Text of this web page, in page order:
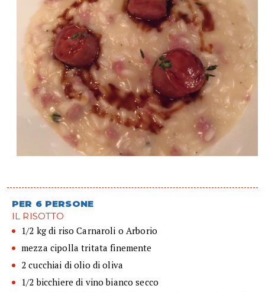
PER 6 PERSONE
IL RISOTTO
1/2 kg di riso Carnaroli o Arborio
mezza cipolla tritata finemente
2 cucchiai di olio di oliva
1/2 bicchiere di vino bianco secco